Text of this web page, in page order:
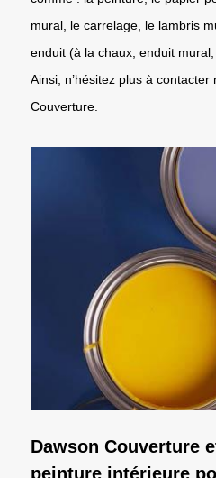
mural, le carrelage, le lambris
enduit (à la chaux, enduit
Ainsi, n’hésitez plus à
Couverture.
Dawson Couverture
peinture intérieure